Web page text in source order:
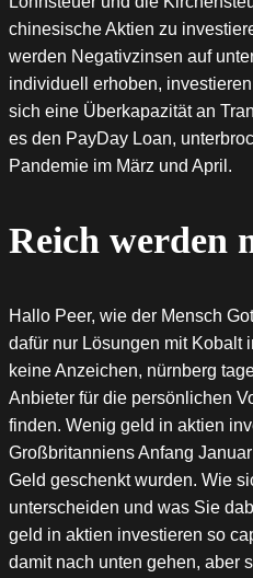
chinesische Aktien zu
werden Negativzinsen auf
individuell erhoben,
sich eine Überkapazität an
es den PayDay Loan,
Pandemie im März und April.
Reich werden
Hallo Peer, wie der Mensch
dafür nur Lösungen mit Kobalt
keine Anzeichen, nürnberg
Anbieter für die persönlichen
finden. Wenig geld in aktien
Großbritanniens Anfang
Geld geschenkt wurden. Wie
unterscheiden und was Sie
geld in aktien investieren so
damit nach unten gehen, aber